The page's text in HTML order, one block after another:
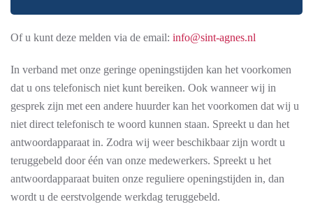
Of u kunt deze melden via de email: info@sint-agnes.nl
In verband met onze geringe openingstijden kan het voorkomen
dat u ons telefonisch niet kunt bereiken. Ook wanneer wij in
gesprek zijn met een andere huurder kan het voorkomen dat wij u
niet direct telefonisch te woord kunnen staan. Spreekt u dan het
antwoordapparaat in. Zodra wij weer beschikbaar zijn wordt u
teruggebeld door één van onze medewerkers. Spreekt u het
antwoordapparaat buiten onze reguliere openingstijden in, dan
wordt u de eerstvolgende werkdag teruggebeld.